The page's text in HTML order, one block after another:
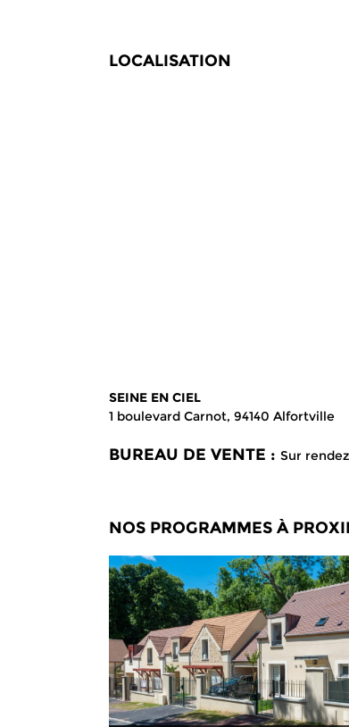
LOCALISATION
SEINE EN CIEL
1 boulevard Carnot, 94140 Alfortville
BUREAU DE VENTE : Sur
NOS PROGRAMMES À